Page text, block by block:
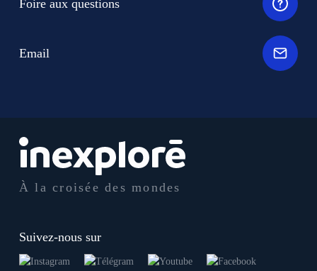
À la croisée des mondes
Suivez-nous sur
Foire aux questions
Email